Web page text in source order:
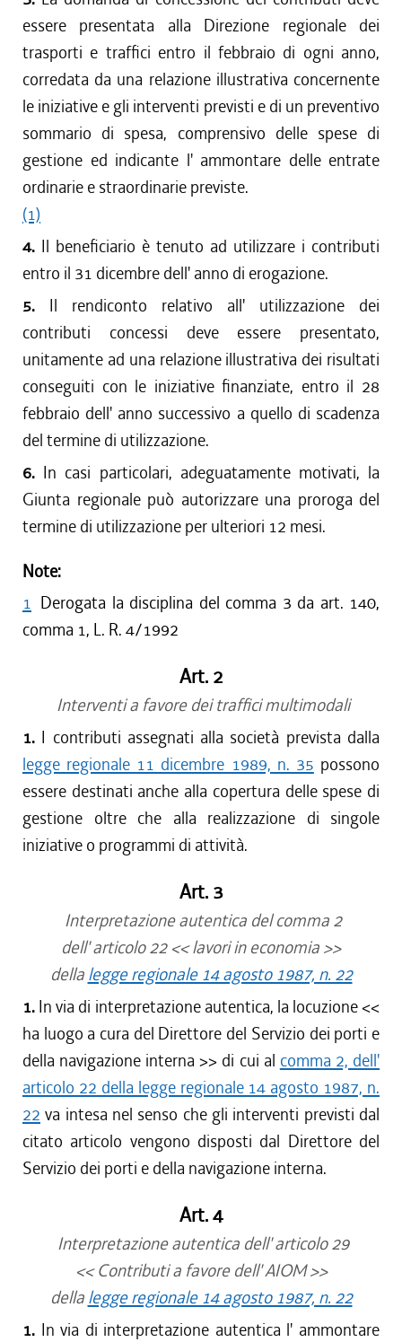
essere presentata alla Direzione regionale dei
trasporti e traffici entro il febbraio di ogni anno,
corredata da una relazione illustrativa concernente
le iniziative e gli interventi previsti e di un preventivo
sommario di spesa, comprensivo delle spese di
gestione ed indicante l' ammontare delle entrate
ordinarie e straordinarie previste.
(1)
4. Il beneficiario è tenuto ad utilizzare i contributi
entro il 31 dicembre dell' anno di erogazione.
5. Il rendiconto relativo all' utilizzazione dei
contributi concessi deve essere presentato,
unitamente ad una relazione illustrativa dei risultati
conseguiti con le iniziative finanziate, entro il 28
febbraio dell' anno successivo a quello di scadenza
del termine di utilizzazione.
6. In casi particolari, adeguatamente motivati, la
Giunta regionale può autorizzare una proroga del
termine di utilizzazione per ulteriori 12 mesi.
Note:
1 Derogata la disciplina del comma 3 da art. 140,
comma 1, L. R. 4/1992
Art. 2
Interventi a favore dei traffici multimodali
1. I contributi assegnati alla società prevista dalla
legge regionale 11 dicembre 1989, n. 35 possono
essere destinati anche alla copertura delle spese di
gestione oltre che alla realizzazione di singole
iniziative o programmi di attività.
Art. 3
Interpretazione autentica del comma 2
dell' articolo 22 << lavori in economia >>
della legge regionale 14 agosto 1987, n. 22
1. In via di interpretazione autentica, la locuzione <<
ha luogo a cura del Direttore del Servizio dei porti e
della navigazione interna >> di cui al comma 2, dell'
articolo 22 della legge regionale 14 agosto 1987, n.
22 va intesa nel senso che gli interventi previsti dal
citato articolo vengono disposti dal Direttore del
Servizio dei porti e della navigazione interna.
Art. 4
Interpretazione autentica dell' articolo 29
<< Contributi a favore dell' AIOM >>
della legge regionale 14 agosto 1987, n. 22
1. In via di interpretazione autentica l' ammontare